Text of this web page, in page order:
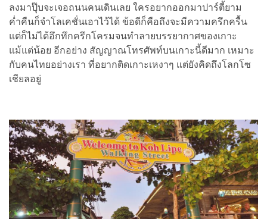
ลงมาปุ๊บจะเจอถนนคนเดินเลย ใครอยากออกมาปาร์ตี้ยาม
ค่ำคืนก็จำโลเคชั่นเอาไว้ได้ ข้อดีก็คือถึงจะมีความครึกครื้น
แต่ก็ไม่ได้อึกทึกครึกโครมจนทำลายบรรยากาศของเกาะ
แม้แต่น้อย อีกอย่าง สัญญาณโทรศัพท์บนเกาะนี้ดีมาก เหมาะ
กับคนไทยอย่างเรา ที่อยากติดเกาะเหงาๆ แต่ยังคิดถึงโลกโซ
เชียลอยู่